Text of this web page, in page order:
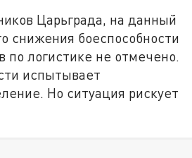
Царьграда, на данный
снижения боеспособности
по логистике не отмечено.
испытывает
Но ситуация рискует